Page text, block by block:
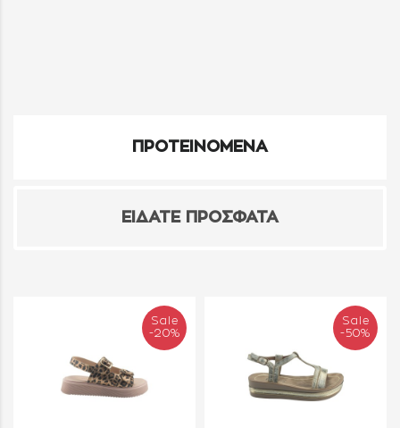
ΠΡΟΤΕΙΝΟΜΕΝΑ
ΕΙΔΑΤΕ ΠΡΟΣΦΑΤΑ
Sale
-20%
Sale
-50%